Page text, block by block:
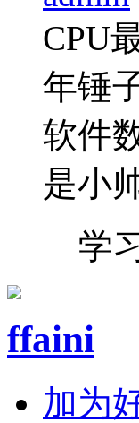
CPU
年锤
软件
是小
学
ffaini
加为